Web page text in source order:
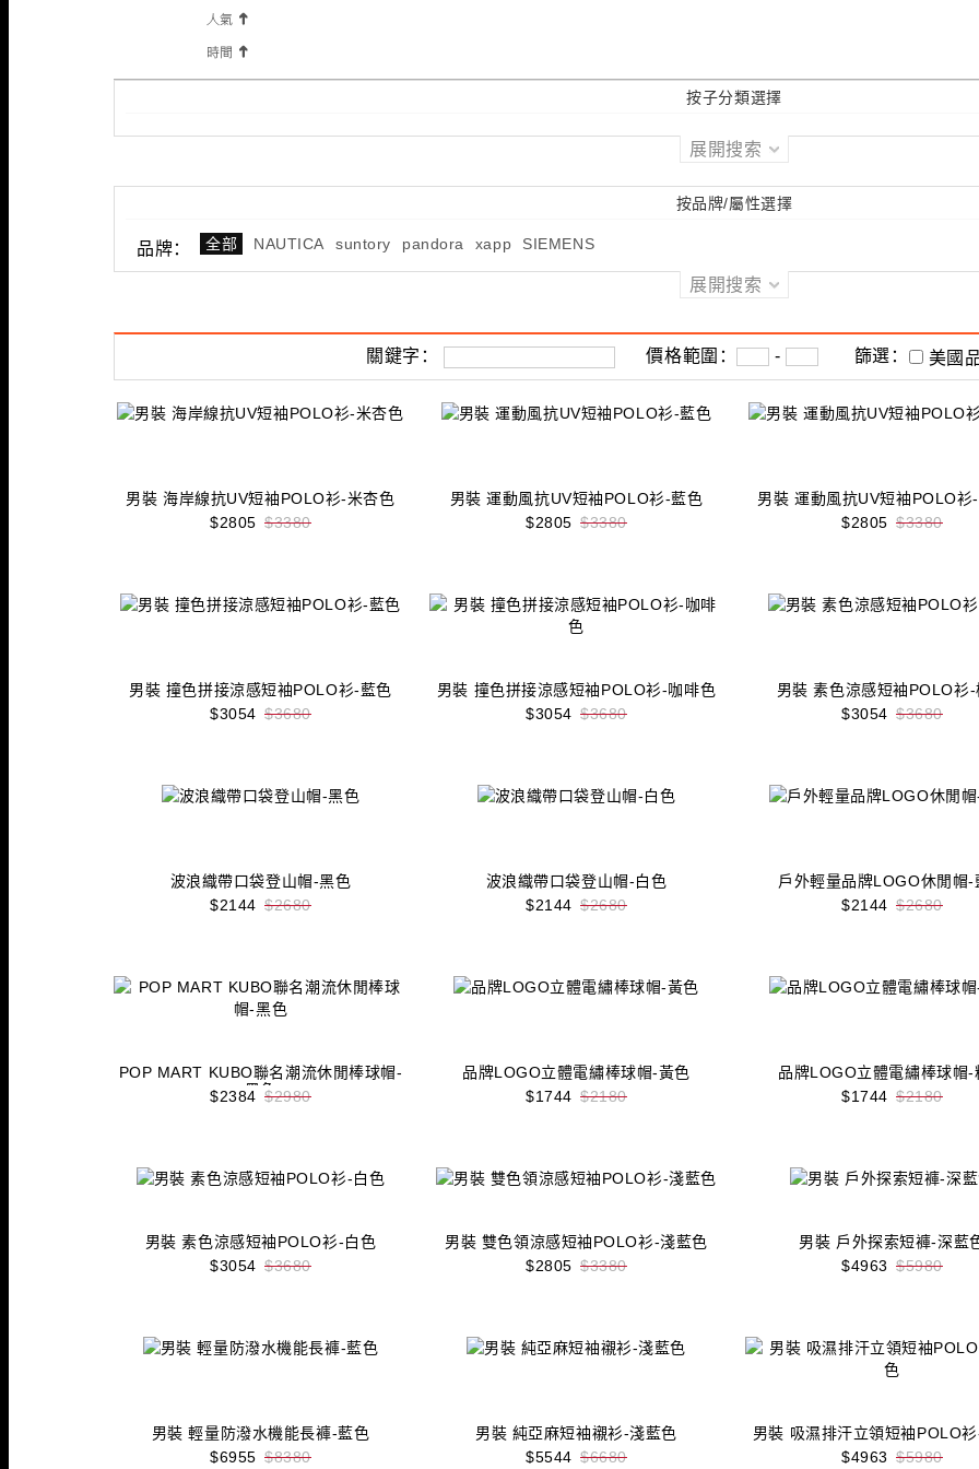
按子分類選擇
展開搜索
按品牌/屬性選擇
品牌： 全部 NAUTICA suntory pandora xapp SIEMENS
展開搜索
關鍵字： 價格範圍： - 篩選： 美國
男裝 海岸線抗UV短袖POLO衫-米杏色
$2805 $3380
男裝 運動風抗UV短袖POLO衫-藍色
$2805 $3380
男裝 運動風抗UV短袖POLO衫
$2805 $3380
男裝 撞色拼接涼感短袖POLO衫-藍色
$3054 $3680
男裝 撞色拼接涼感短袖POLO衫-咖啡色
$3054 $3680
男裝 素色涼感短袖POLO衫-
$3054 $3680
波浪織帶口袋登山帽-黑色
$2144 $2680
波浪織帶口袋登山帽-白色
$2144 $2680
戶外輕量品牌LOGO休閒帽-
$2144 $2680
POP MART KUBO聯名潮流休閒棒球帽-
黑色
$2384 $2980
品牌LOGO立體電繡棒球帽-黃色
$1744 $2180
品牌LOGO立體電繡棒球帽-
$1744 $2180
男裝 素色涼感短袖POLO衫-白色
$3054 $3680
男裝 雙色領涼感短袖POLO衫-淺藍色
$2805 $3380
男裝 戶外探索短褲-深藍
$4963 $5980
男裝 輕量防潑水機能長褲-藍色
$6955 $8380
男裝 純亞麻短袖襯衫-淺藍色
$5544 $6680
男裝 吸濕排汗立領短袖POLO
$4963 $5980